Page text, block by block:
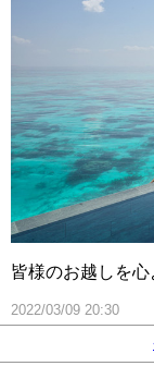
皆様のお越しを
2022/03/09 20:30